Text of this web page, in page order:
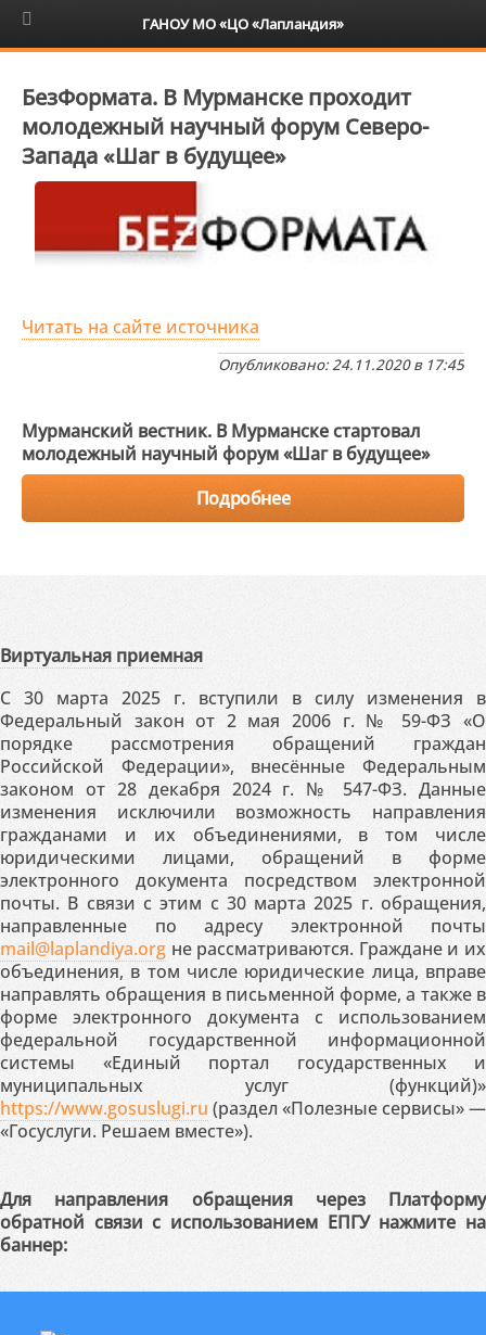
6+
БезФормата. В Мурманске проходит
молодежный научный форум Северо-
Запада «Шаг в будущее»
Читать на сайте источника
Опубликовано: 24.11.2020 в 17:45
Мурманский вестник. В Мурманске стартовал
молодежный научный форум «Шаг в будущее»
Подробнее
Виртуальная приемная
С 30 марта 2025 г. вступили в силу изменения в
Федеральный закон от 2 мая 2006 г. № 59-ФЗ «О
порядке рассмотрения обращений граждан
Российской Федерации», внесённые Федеральным
законом от 28 декабря 2024 г. № 547-ФЗ. Данные
изменения исключили возможность направления
гражданами и их объединениями, в том числе
юридическими лицами, обращений в форме
электронного документа посредством электронной
почты. В связи с этим с 30 марта 2025 г. обращения,
направленные по адресу электронной почты
mail@laplandiya.org не рассматриваются. Граждане и их
объединения, в том числе юридические лица, вправе
направлять обращения в письменной форме, а также в
форме электронного документа с использованием
федеральной государственной информационной
системы «Единый портал государственных и
муниципальных услуг (функций)»
https://www.gosuslugi.ru (раздел «Полезные сервисы» —
«Госуслуги. Решаем вместе»).
Для направления обращения через Платформу
обратной связи с использованием ЕПГУ нажмите на
баннер:
ГАНОУ МО «ЦО «Лапландия»